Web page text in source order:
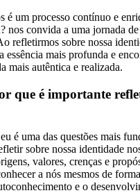
é um processo contínuo e
nos convida a uma jornada
refletirmos sobre nossa
essência mais profunda e
mais autêntica e realizada.
que é importante
é uma das questões mais
sobre nossa identidade
valores, crenças e
a nós mesmos de
e o